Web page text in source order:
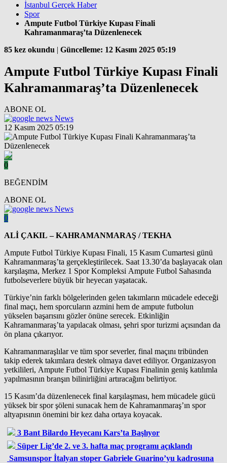
İstanbul Gerçek Haber
Spor
Ampute Futbol Türkiye Kupası Finali
Kahramanmaraş’ta Düzenlenecek
85 kez okundu | Güncelleme: 12 Kasım 2025 05:19
Ampute Futbol Türkiye Kupası Finali
Kahramanmaraş’ta Düzenlenecek
ABONE OL
News
12 Kasım 2025 05:19
0
BEĞENDİM
ABONE OL
News
0
ALİ ÇAKIL – KAHRAMANMARAŞ / TEKHA
Ampute Futbol Türkiye Kupası Finali, 15 Kasım Cumartesi günü
Kahramanmaraş’ta gerçekleştirilecek. Saat 13.30’da başlayacak olan
karşılaşma, Merkez 1 Spor Kompleksi Ampute Futbol Sahasında
futbolseverlere büyük bir heyecan yaşatacak.
Türkiye’nin farklı bölgelerinden gelen takımların mücadele edeceği
final maçı, hem sporcuların azmini hem de ampute futbolun
yükselen başarısını gözler önüne serecek. Etkinliğin
Kahramanmaraş’ta yapılacak olması, şehri spor turizmi açısından da
ön plana çıkarıyor.
Kahramanmaraşlılar ve tüm spor severler, final maçını tribünden
takip ederek takımlara destek olmaya davet ediliyor. Organizasyon
yetkilileri, Ampute Futbol Türkiye Kupası Finalinin geniş katılımla
yapılmasının branşın bilinirliğini artıracağını belirtiyor.
15 Kasım’da düzenlenecek final karşılaşması, hem mücadele gücü
yüksek bir spor şöleni sunacak hem de Kahramanmaraş’ın spor
altyapısının önemini bir kez daha ortaya koyacak.
3 Bant Bilardo Heyecanı Kars’ta Başlıyor
Süper Lig’de 2. ve 3. hafta maç programı açıklandı
Samsunspor İtalyan stoper Gabriele Guarino’yu kadrosuna